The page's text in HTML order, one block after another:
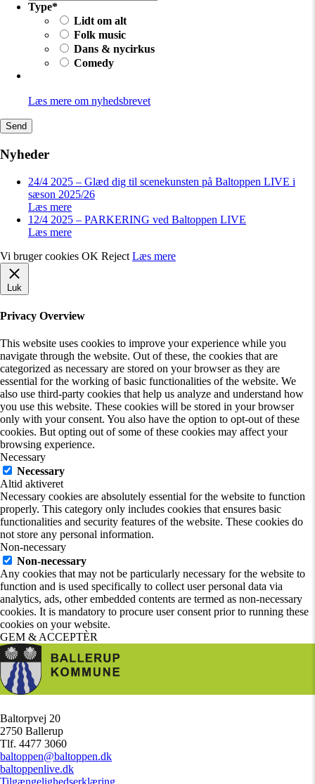
Type*
Lidt om alt
Folk music
Dans & nycirkus
Comedy
Læs mere om nyhedsbrevet
Send
Nyheder
24/4 2025 – Glæd dig til scenekunsten på Baltoppen LIVE i
sæson 2025/26
Læs mere
12/4 2025 – PARKERING ved Baltoppen LIVE
Læs mere
Vi bruger cookies OK Reject Læs mere
Luk
Privacy Overview
This website uses cookies to improve your experience while you
navigate through the website. Out of these, the cookies that are
categorized as necessary are stored on your browser as they are
essential for the working of basic functionalities of the website. We
also use third-party cookies that help us analyze and understand how
you use this website. These cookies will be stored in your browser
only with your consent. You also have the option to opt-out of these
cookies. But opting out of some of these cookies may affect your
browsing experience.
Necessary
Necessary
Altid aktiveret
Necessary cookies are absolutely essential for the website to function
properly. This category only includes cookies that ensures basic
functionalities and security features of the website. These cookies do
not store any personal information.
Non-necessary
Non-necessary
Any cookies that may not be particularly necessary for the website to
function and is used specifically to collect user personal data via
analytics, ads, other embedded contents are termed as non-necessary
cookies. It is mandatory to procure user consent prior to running these
cookies on your website.
GEM & ACCEPTÈR
Baltorpvej 20
2750 Ballerup
Tlf. 4477 3060
baltoppen@baltoppen.dk
baltoppenlive.dk